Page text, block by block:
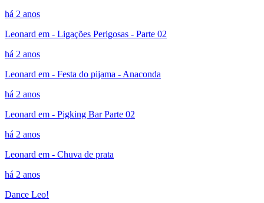
há 2 anos
Leonard em - Ligações Perigosas - Parte 02
há 2 anos
Leonard em - Festa do pijama - Anaconda
há 2 anos
Leonard em - Pigking Bar Parte 02
há 2 anos
Leonard em - Chuva de prata
há 2 anos
Dance Leo!